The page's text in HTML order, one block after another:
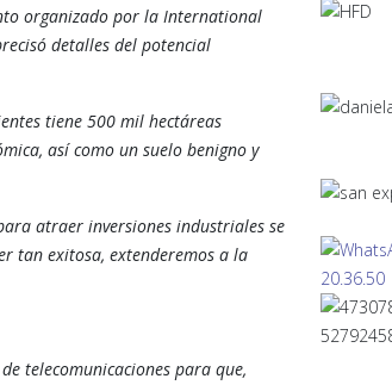
organizado por la International
detalles del potencial
tiene 500 mil hectáreas
así como un suelo benigno y
atraer inversiones industriales se
tan exitosa, extenderemos a la
telecomunicaciones para que,